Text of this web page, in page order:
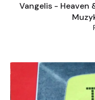
Vangelis - Heaven